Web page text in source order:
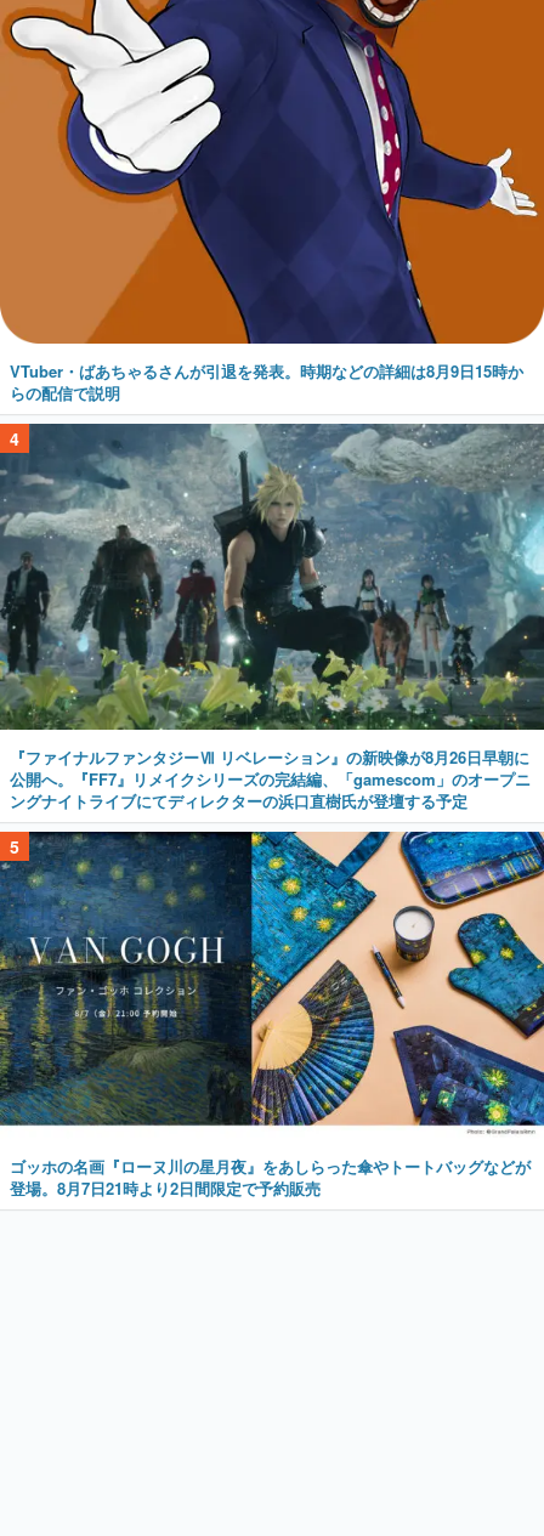
VTuber・ばあちゃるさんが引退を発表。時期などの詳細は8月9日15時か
らの配信で説明
4
『ファイナルファンタジーⅦ リベレーション』の新映像が8月26日早朝に
公開へ。『FF7』リメイクシリーズの完結編、「gamescom」のオープニ
ングナイトライブにてディレクターの浜口直樹氏が登壇する予定
5
ゴッホの名画『ローヌ川の星月夜』をあしらった傘やトートバッグなどが
登場。8月7日21時より2日間限定で予約販売